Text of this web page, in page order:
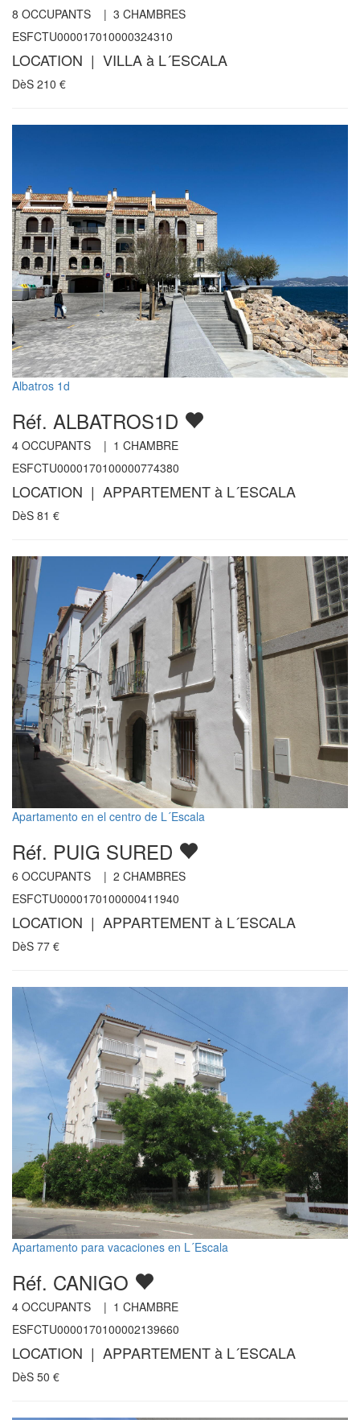
8 OCCUPANTS | 3 CHAMBRES
ESFCTU000017010000324310
LOCATION | VILLA à L´ESCALA
DèS 210 €
Albatros 1d
Réf. ALBATROS1D
4 OCCUPANTS | 1 CHAMBRE
ESFCTU0000170100000774380
LOCATION | APPARTEMENT à L´ESCALA
DèS 81 €
Apartamento en el centro de L´Escala
Réf. PUIG SURED
6 OCCUPANTS | 2 CHAMBRES
ESFCTU0000170100000411940
LOCATION | APPARTEMENT à L´ESCALA
DèS 77 €
Apartamento para vacaciones en L´Escala
Réf. CANIGO
4 OCCUPANTS | 1 CHAMBRE
ESFCTU0000170100002139660
LOCATION | APPARTEMENT à L´ESCALA
DèS 50 €